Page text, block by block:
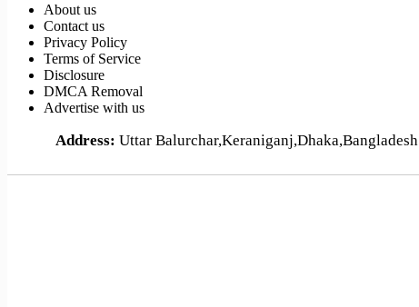
About us
Contact us
Privacy Policy
Terms of Service
Disclosure
DMCA Removal
Advertise with us
Address: Uttar Balurchar,Keraniganj,Dhaka,Bangladesh